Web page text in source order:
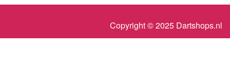
Copyright © 2025 Dartshops.nl